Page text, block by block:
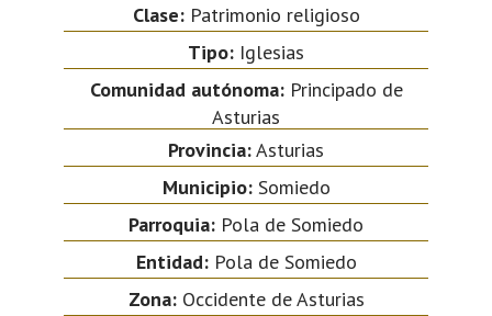
Clase:Patrimonio religioso
Tipo: Iglesias
Comunidad autónoma:Principado de
Asturias
Provincia:Asturias
Municipio:Somiedo
Parroquia: Pola de Somiedo
Entidad:Pola de Somiedo
Zona:Occidente de Asturias